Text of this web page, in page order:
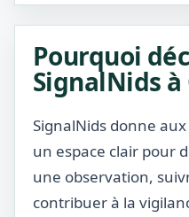
Pourquoi
SignalNids
SignalNids donne
un espace clair pour
une observation,
contribuer à la